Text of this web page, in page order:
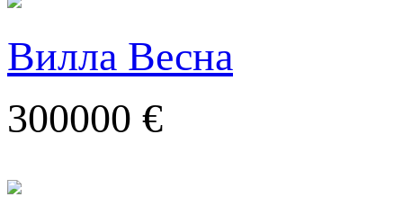
Вилла Весна
300000 €